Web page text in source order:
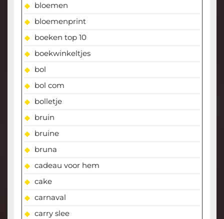
bloemen
bloemenprint
boeken top 10
boekwinkeltjes
bol
bol com
bolletje
bruin
bruine
bruna
cadeau voor hem
cake
carnaval
carry slee